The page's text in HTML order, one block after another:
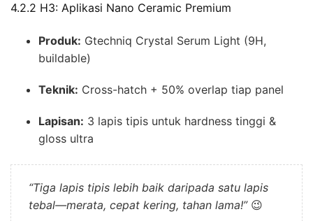
4.2.2 H3: Aplikasi Nano Ceramic Premium
Produk: Gtechniq Crystal Serum Light (9H,
buildable)
Teknik: Cross-hatch + 50% overlap tiap panel
Lapisan: 3 lapis tipis untuk hardness tinggi &
gloss ultra
“Tiga lapis tipis lebih baik daripada satu lapis
tebal—merata, cepat kering, tahan lama!”😉